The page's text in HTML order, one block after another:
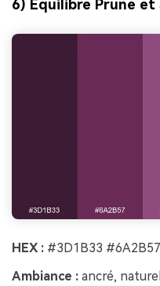
6) Équilibre Prune et
HEX : #3D1B33
Ambiance : ancré,